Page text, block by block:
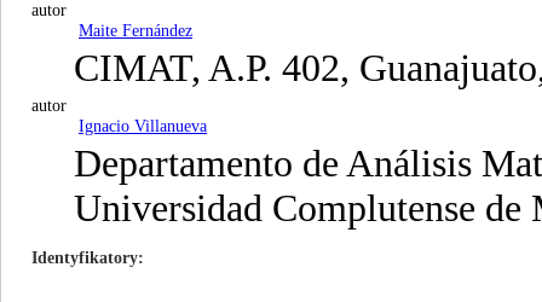
autor
Maite Fernández
CIMAT, A.P. 402,
autor
Ignacio Villanueva
Departamento de Análisis
Universidad Complutense
Identyfikatory